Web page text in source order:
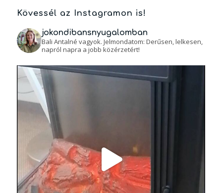
Kövessél az Instagramon is!
jokondibansnyugalomban
Bali Antalné vagyok. Jelmondatom: Derűsen, lelkesen,
napról napra a jobb közérzetért!